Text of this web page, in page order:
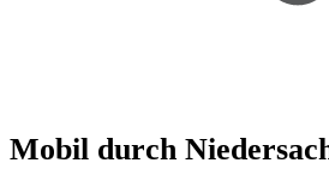
Mobil durch